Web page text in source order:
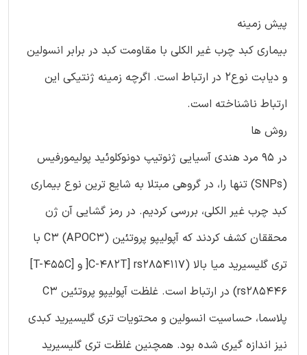
پیش زمینه
بیماری کبد چرب غیر الکلی با مقاومت کبد در برابر انسولین
و دیابت نوع2 در ارتباط است. اگرچه زمینه ژنتیکی این
ارتباط ناشناخته است.
روش ها
در 95 مرد هندی آسیایی ژنوتیپ دونوکلوئید پولیمورفیس
(SNPs) تنها را، در گروهی مبتلا به شایع ترین نوع بیماری
کبد چرب غیر الکلی، بررسی کردیم. در رمز گشایی آن ژن
محققان کشف کردند که آپولیپو پروتئین C3 (APOC3) با
تری گلیسیرید میا بالا (C-482T] rs2854117[ و [T-455C]
rs285446) در ارتباط است. غلظت آپولیپو پروتئین C3
پلاسما، حساسیت انسولین و محتویات تری گلیسیرید کبدی
نیز اندازه گیری شده بود. همچنین غلظت تری گلیسیرید